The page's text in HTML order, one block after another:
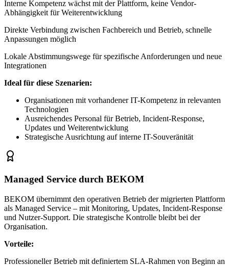
Interne Kompetenz wächst mit der Plattform, keine Vendor-
Abhängigkeit für Weiterentwicklung
Direkte Verbindung zwischen Fachbereich und Betrieb, schnelle
Anpassungen möglich
Lokale Abstimmungswege für spezifische Anforderungen und neue
Integrationen
Ideal für diese Szenarien:
Organisationen mit vorhandener IT-Kompetenz in relevanten
Technologien
Ausreichendes Personal für Betrieb, Incident-Response,
Updates und Weiterentwicklung
Strategische Ausrichtung auf interne IT-Souveränität
Managed Service durch BEKOM
BEKOM übernimmt den operativen Betrieb der migrierten Plattform
als Managed Service – mit Monitoring, Updates, Incident-Response
und Nutzer-Support. Die strategische Kontrolle bleibt bei der
Organisation.
Vorteile:
Professioneller Betrieb mit definiertem SLA-Rahmen von Beginn an